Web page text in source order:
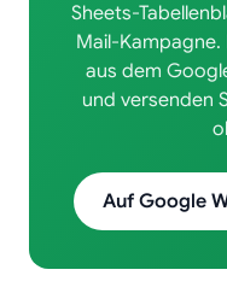
Sheets-
Mail-Kampagne.
aus dem
und versenden
Auf Google